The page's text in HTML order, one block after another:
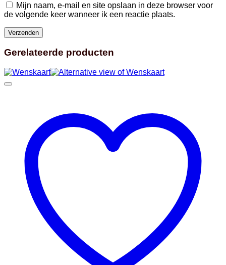
Mijn naam, e-mail en site opslaan in deze browser voor
de volgende keer wanneer ik een reactie plaats.
Gerelateerde producten